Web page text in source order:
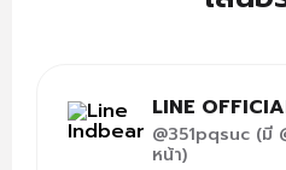
LINE
@351pqsuc (มี
หน้า)